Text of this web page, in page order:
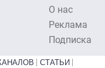
О нас
Реклама
Подписка
СТАТЬИ